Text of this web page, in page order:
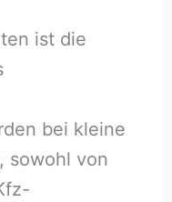
ist die
bei kleine
sowohl von